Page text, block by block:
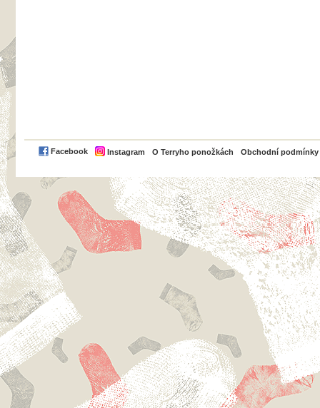
Facebook Instagram O Terryho ponožkách Obchodní podmínky
PayPal